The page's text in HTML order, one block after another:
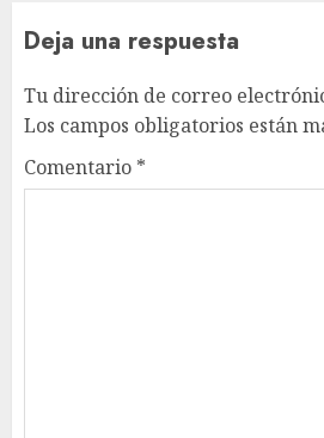
Deja una respuesta
Tu dirección de correo
Los campos obligatorios están
Comentario *